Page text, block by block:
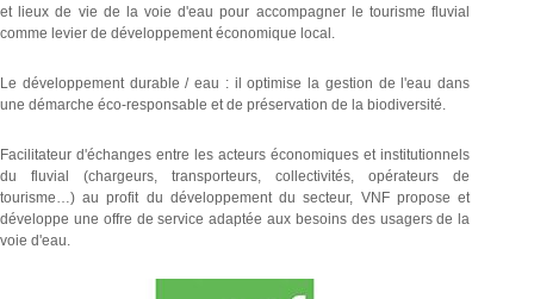
et lieux de vie de la voie d'eau pour accompagner le tourisme fluvial
comme levier de développement économique local.
Le développement durable / eau : il optimise la gestion de l'eau dans
une démarche éco-responsable et de préservation de la biodiversité.
Facilitateur d'échanges entre les acteurs économiques et institutionnels
du fluvial (chargeurs, transporteurs, collectivités, opérateurs de
tourisme…) au profit du développement du secteur, VNF propose et
développe une offre de service adaptée aux besoins des usagers de la
voie d'eau.